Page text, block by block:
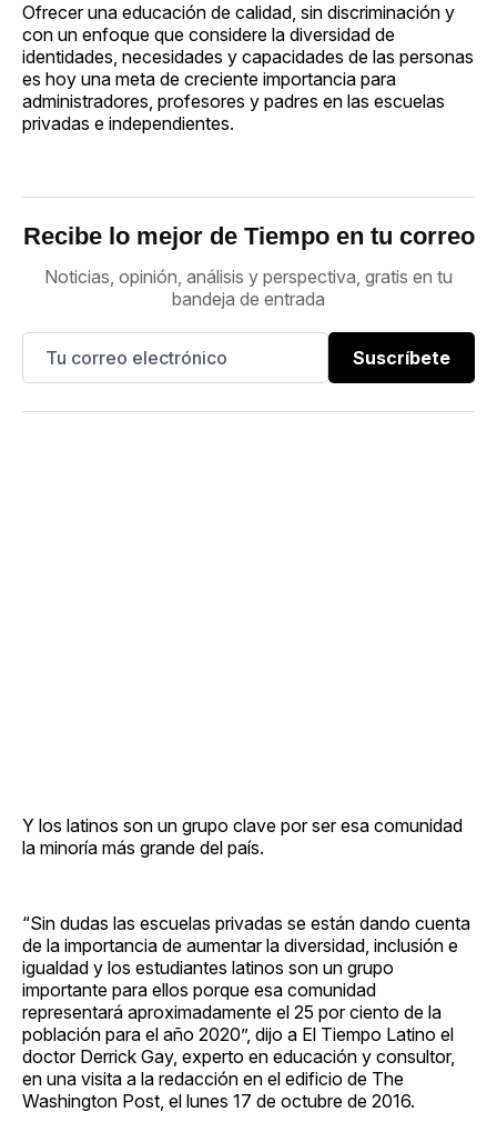
Ofrecer una educación de calidad, sin discriminación y
con un enfoque que considere la diversidad de
identidades, necesidades y capacidades de las personas
es hoy una meta de creciente importancia para
administradores, profesores y padres en las escuelas
privadas e independientes.
Recibe lo mejor de Tiempo en tu correo
Noticias, opinión, análisis y perspectiva, gratis en tu
bandeja de entrada
Suscríbete
Y los latinos son un grupo clave por ser esa comunidad
la minoría más grande del país.
“Sin dudas las escuelas privadas se están dando cuenta
de la importancia de aumentar la diversidad, inclusión e
igualdad y los estudiantes latinos son un grupo
importante para ellos porque esa comunidad
representará aproximadamente el 25 por ciento de la
población para el año 2020”, dijo a El Tiempo Latino el
doctor Derrick Gay, experto en educación y consultor,
en una visita a la redacción en el edificio de The
Washington Post, el lunes 17 de octubre de 2016.